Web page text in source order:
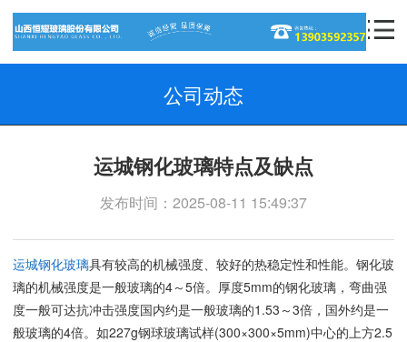
公司动态
运城钢化玻璃特点及缺点
发布时间：2025-08-11 15:49:37
运城钢化玻璃具有较高的机械强度、较好的热稳定性和性能。钢化玻
璃的机械强度是一般玻璃的4～5倍。厚度5mm的钢化玻璃，弯曲强
度一般可达抗冲击强度国内约是一般玻璃的1.53～3倍，国外约是一
般玻璃的4倍。如227g钢球玻璃试样(300×300×5mm)中心的上方2.5